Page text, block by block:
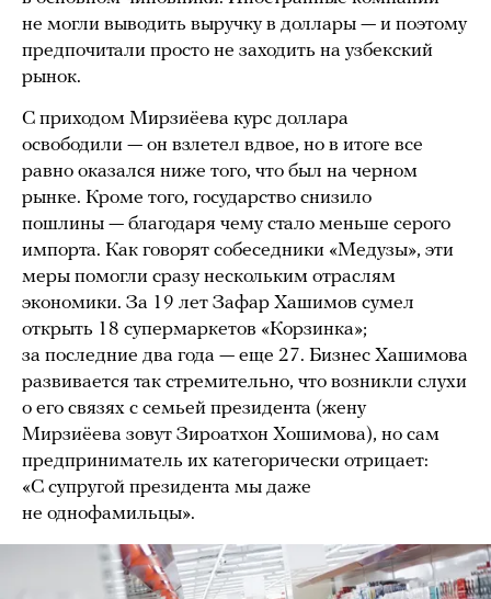
не могли выводить выручку в доллары — и поэтому
предпочитали просто не заходить на узбекский
рынок.
С приходом Мирзиёева курс доллара
освободили — он взлетел вдвое, но в итоге все
равно оказался ниже того, что был на черном
рынке. Кроме того, государство снизило
пошлины — благодаря чему стало меньше серого
импорта. Как говорят собеседники «Медузы», эти
меры помогли сразу нескольким отраслям
экономики. За 19 лет Зафар Хашимов сумел
открыть 18 супермаркетов «Корзинка»;
за последние два года — еще 27. Бизнес Хашимова
развивается так стремительно, что возникли слухи
о его связях с семьей президента (жену
Мирзиёева зовут Зироатхон Хошимова), но сам
предприниматель их категорически отрицает:
«С супругой президента мы даже
не однофамильцы».